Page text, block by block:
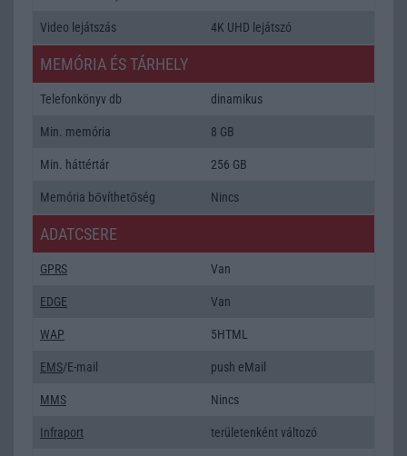
Video lejátszás 4K UHD lejátszó
MEMÓRIA ÉS TÁRHELY
Telefonkönyv db dinamikus
Min. memória 8 GB
Min. háttértár 256 GB
Memória bővíthetőség Nincs
ADATCSERE
GPRS Van
EDGE Van
WAP 5HTML
EMS/E-mail push eMail
MMS Nincs
Infraport területenként változó